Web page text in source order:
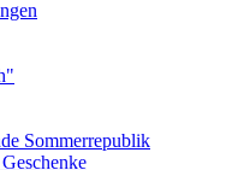
Sommerrepublik